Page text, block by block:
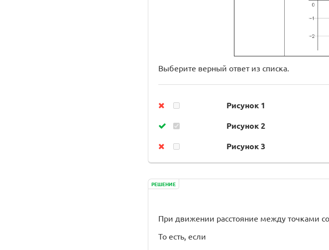
Выберите верный ответ из списка.
Рисунок 1
Рисунок 2
Рисунок 3
РЕШЕНИЕ
При движении расстояние между точками
То есть, если